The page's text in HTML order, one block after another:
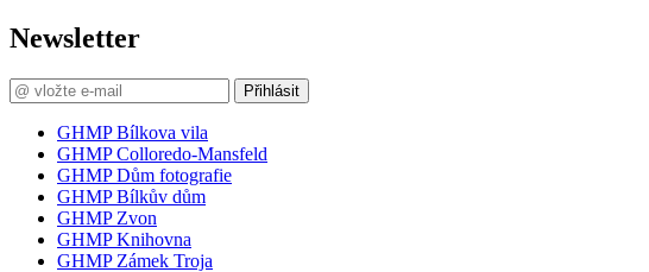
Newsletter
Přihlásit
GHMP Bílkova vila
GHMP Colloredo-Mansfeld
GHMP Dům fotografie
GHMP Bílkův dům
GHMP Zvon
GHMP Knihovna
GHMP Zámek Troja